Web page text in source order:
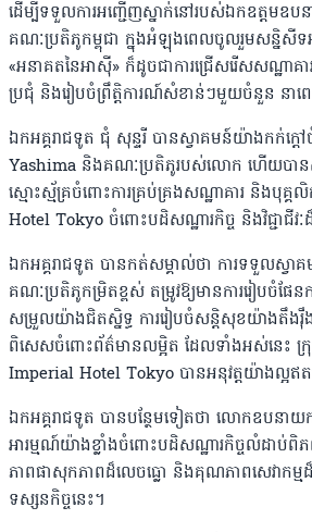
ដើម្បីទទួលការអញ្ជើញស្នាក់នៅរបស់ឯកឧត្តមឧបនា
គណៈប្រតិភូកម្ពុជា ក្នុងអំឡុងពេលចូលរួមសន្និសីទ
«អនាគតនៃអាស៊ី» ក៏ដូចជាការជ្រើសរើសសណ្ឋាគា
ប្រជុំ និងរៀបចំព្រឹត្តិការណ៍សំខាន់ៗមួយចំនួន នាពេ
ឯកអគ្គរាជទូត ជុំ សុន្ទរី បានស្វាគមន៍យ៉ាងកក់ក្
Yashima និងគណៈប្រតិភូរបស់លោក ហើយបានស
ស្មោះស្ម័គ្រចំពោះការគ្រប់គ្រងសណ្ឋាគារ និងបុគ្
Hotel Tokyo ចំពោះបដិសណ្ឋារកិច្ច និងវិជ្ជាជីវ
ឯកអគ្គរាជទូត បានកត់សម្គាល់ថា ការទទួលស្វាគ
គណៈប្រតិភូកម្រិតខ្ពស់ តម្រូវឱ្យមានការរៀបចំផែ
សម្រួលយ៉ាងជិតស្និទ្ធ ការរៀបចំសន្តិសុខយ៉ាងតឹងរ៉ឹ
ពិសេសចំពោះព័ត៌មានលម្អិត ដែលទាំងអស់នេះ ក្រុម
Imperial Hotel Tokyo បានអនុវត្តយ៉ាងល្អឥត
ឯកអគ្គរាជទូត បានបន្ថែមទៀតថា លោកឧបនាយករ
អារម្មណ៍យ៉ាងខ្លាំងចំពោះបដិសណ្ឋារកិច្ចលំដាប់
ភាពផាសុកភាពដ៏លេចធ្លោ និងគុណភាពសេវាកម្ម
ទស្សនកិច្ចនេះ។